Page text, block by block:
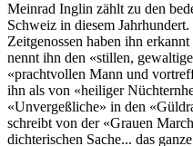
Meinrad Inglin zählt zu den
Schweiz in diesem
Zeitgenossen haben ihn
nennt ihn den «stillen,
«prachtvollen Mann und
ihn als von «heiliger
«Unvergeßliche» in den
schreibt von der «Grauen
dichterischen Sache... das